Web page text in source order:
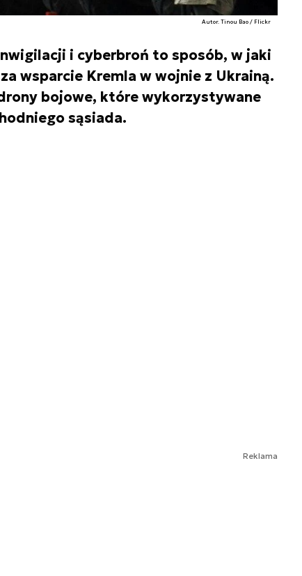
Autor. Tinou Bao / Flickr
i cyberbroń to sposób, w jaki
wsparcie Kremla w wojnie z Ukrainą.
bojowe, które wykorzystywane
sąsiada.
Reklama